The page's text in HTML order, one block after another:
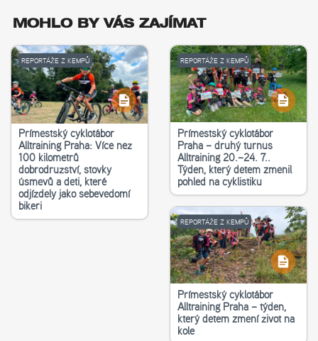
MOHLO BY VÁS ZAJÍMAT
REPORTÁŽE Z KEMPŮ
Příměstský cyklotábor
Alltraining Praha: Více než
100 kilometrů
dobrodružství, stovky
úsměvů a děti, které
odjížděly jako sebevědomí
bikeři
REPORTÁŽE Z KEMPŮ
Příměstský cyklotábor
Praha – druhý turnus
Alltraining 20.–24. 7..
Týden, který dětem změnil
pohled na cyklistiku
REPORTÁŽE Z KEMPŮ
Příměstský cyklotábor
Alltraining Praha – týden,
který dětem změní život na
kole